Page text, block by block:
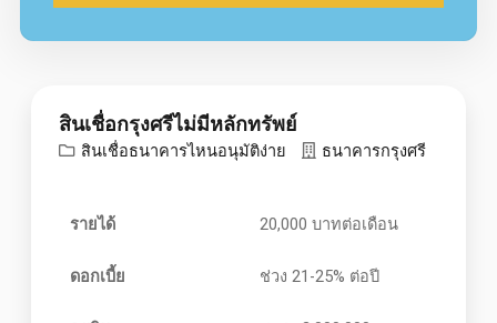
สินเชื่อกรุงศรีไม่มีหลักทรัพย์
สินเชื่อธนาคารไหนอนุมัติง่าย ธนาคารกรุงศรี
รายได้ 20,000 บาทต่อเดือน
ดอกเบี้ย ช่วง 21-25% ต่อปี